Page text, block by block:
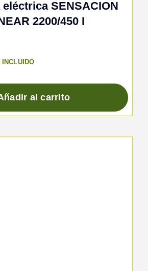
SENSACION
2200/450 I
INCLUIDO
al carrito